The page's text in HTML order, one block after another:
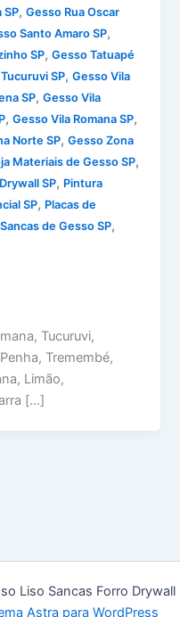
SP,Gesso Rua Oscar
Santo Amaro SP,
SP,Gesso Tatuapé
SP,Gesso Vila
SP,Gesso Vila
,Gesso Vila Romana SP,
Norte SP,Gesso Zona
Materiais de Gesso SP,
SP, Pintura
SP, Placas de
Sancas de Gesso SP,
Tucuruvi,
Tremembé,
Limão,
[…]
Liso Sancas Forro Drywall
Astra para WordPress